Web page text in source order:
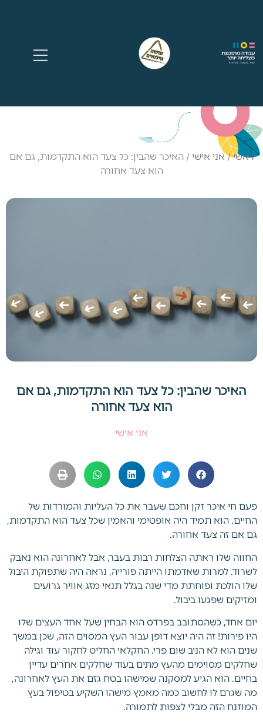
ראשי/אני אישי /האיכר שהבין: כל צעד הוא התקדמות, גם אם
הוא צעד אחורה
האיכר שהבין: כל צעד הוא התקדמות, גם אם
הוא צעד אחורה
אני אישי
פעם חי איכר זקן וחכם שעבר את כל העליות והמורדות של
החיים. הוא תמיד היה אופטימי והאמין שכל צעד הוא התקדמות,
גם אם זה צעד אחורה.
החווה שלו ראתה הצלחות רבות בעבר, אבל לאחרונה הוא נאבק
לשרוד. למרות שאדמתו הייתה פורייה, נראה היה שתפוקת היבול
שלו הולכת ופוחתת מדי שנה בגלל תנאי מזג אוויר גרועים
ומזיקים שפגעו ביבול.
יום אחד, כשהסתובב בפרדס הוא הבחין שעל אחד העצים שלו
היו פירות! זה היה יוצא דופן עבור העץ המסוים הזה, שכן במשך
שנים הוא לא הניב שום פרי. החקלאי החליט לחקור עוד וגילה
שחלקים מסוימים מהעץ מתים בעוד שחלקים אחרים עדיין
בחיים. הוא הגיע למסקנה שמישהו בטח גזם את העץ לאחרונה,
מה שגרם לו לחשוב כמה מאמץ מישהו השקיע בטיפול בעץ
המוזנח הזה מבלי לצפות לתמורה.